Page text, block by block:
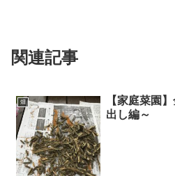
関連記事
畑
【家庭菜園
出し編～